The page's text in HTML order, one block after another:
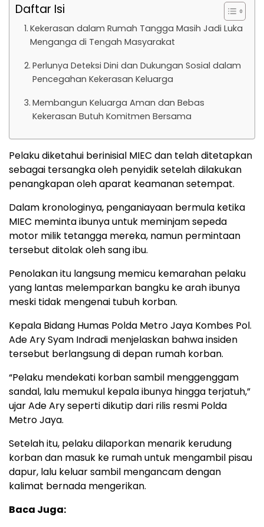
Daftar Isi
Kekerasan dalam Rumah Tangga Masih Jadi Luka
Menganga di Tengah Masyarakat
Perlunya Deteksi Dini dan Dukungan Sosial dalam
Pencegahan Kekerasan Keluarga
Membangun Keluarga Aman dan Bebas
Kekerasan Butuh Komitmen Bersama
Pelaku diketahui berinisial MIEC dan telah ditetapkan
sebagai tersangka oleh penyidik setelah dilakukan
penangkapan oleh aparat keamanan setempat.
Dalam kronologinya, penganiayaan bermula ketika
MIEC meminta ibunya untuk meminjam sepeda
motor milik tetangga mereka, namun permintaan
tersebut ditolak oleh sang ibu.
Penolakan itu langsung memicu kemarahan pelaku
yang lantas melemparkan bangku ke arah ibunya
meski tidak mengenai tubuh korban.
Kepala Bidang Humas Polda Metro Jaya Kombes Pol.
Ade Ary Syam Indradi menjelaskan bahwa insiden
tersebut berlangsung di depan rumah korban.
“Pelaku mendekati korban sambil menggenggam
sandal, lalu memukul kepala ibunya hingga terjatuh,”
ujar Ade Ary seperti dikutip dari rilis resmi Polda
Metro Jaya.
Setelah itu, pelaku dilaporkan menarik kerudung
korban dan masuk ke rumah untuk mengambil pisau
dapur, lalu keluar sambil mengancam dengan
kalimat bernada mengerikan.
Baca Juga: